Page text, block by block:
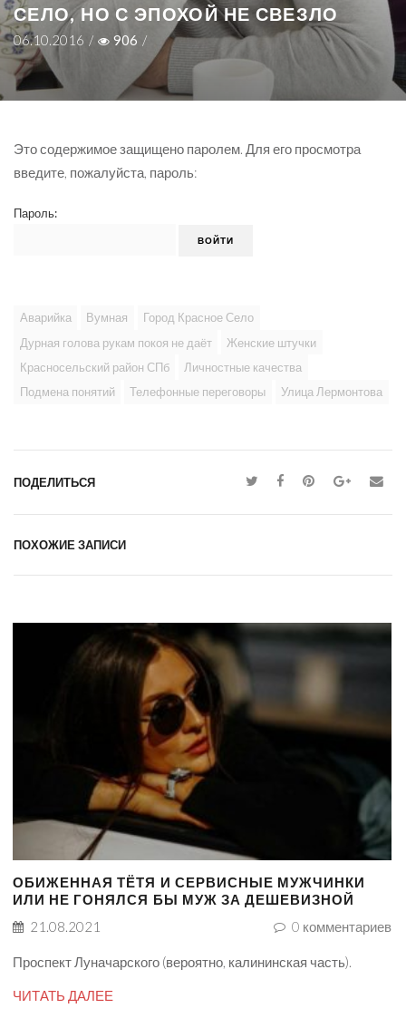
СЕЛО, НО С ЭПОХОЙ НЕ СВЕЗЛО
06.10.2016 / 906 /
Это содержимое защищено паролем. Для его просмотра
введите, пожалуйста, пароль:
Пароль:
Аварийка Вумная
Город Красное Село
Дурная голова рукам покоя не даёт
Женские штучки
Красносельский район СПб
Личностные качества
Подмена понятий
Телефонные переговоры Улица Лермонтова
ПОДЕЛИТЬСЯ
ПОХОЖИЕ ЗАПИСИ
ОБИЖЕННАЯ ТЁТЯ И СЕРВИСНЫЕ МУЖЧИНКИ
ИЛИ НЕ ГОНЯЛСЯ БЫ МУЖ ЗА ДЕШЕВИЗНОЙ
21.08.2021
0 комментариев
Проспект Луначарского (вероятно, калининская часть).
ЧИТАТЬ ДАЛЕЕ